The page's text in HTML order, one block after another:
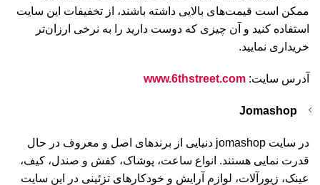
ممکن است قیمت‌های بالایی داشته باشند، از تخفیفات این سایت
استفاده کنید و آن چیزی که دوست دارید را به نرخی ارزان‌تر
خریداری نمایید.
آدرس سایت: www.6thstreet.com
Jomashop
در سایت jomashop دنیایی از برندهای اصل و معروف در حال
قدرت نمایی هستند. انواع ساعت، پوشاک، کفش و صندل، کیف،
عینک، زیورآلات، لوازم آرایش و خودکارهای تزئینی در این سایت